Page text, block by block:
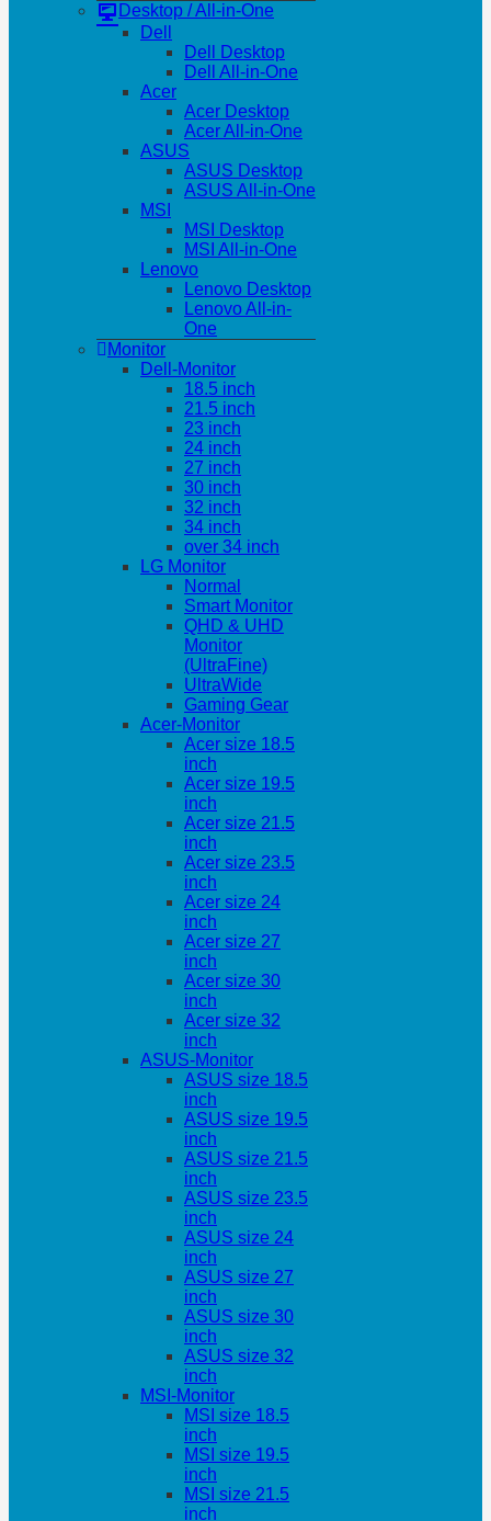
Desktop / All-in-One
Dell
Dell Desktop
Dell All-in-One
Acer
Acer Desktop
Acer All-in-One
ASUS
ASUS Desktop
ASUS All-in-One
MSI
MSI Desktop
MSI All-in-One
Lenovo
Lenovo Desktop
Lenovo All-in-
One
Monitor
Dell-Monitor
18.5 inch
21.5 inch
23 inch
24 inch
27 inch
30 inch
32 inch
34 inch
over 34 inch
LG Monitor
Normal
Smart Monitor
QHD & UHD
Monitor
(UltraFine)
UltraWide
Gaming Gear
Acer-Monitor
Acer size 18.5
inch
Acer size 19.5
inch
Acer size 21.5
inch
Acer size 23.5
inch
Acer size 24
inch
Acer size 27
inch
Acer size 30
inch
Acer size 32
inch
ASUS-Monitor
ASUS size 18.5
inch
ASUS size 19.5
inch
ASUS size 21.5
inch
ASUS size 23.5
inch
ASUS size 24
inch
ASUS size 27
inch
ASUS size 30
inch
ASUS size 32
inch
MSI-Monitor
MSI size 18.5
inch
MSI size 19.5
inch
MSI size 21.5
inch